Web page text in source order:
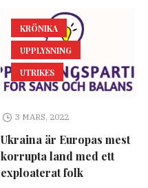
KRÖNIKA
UPPLYSNING
UTRIKES
3 MARS, 2022
Ukraina är Europas mest
korrupta land med ett
exploaterat folk